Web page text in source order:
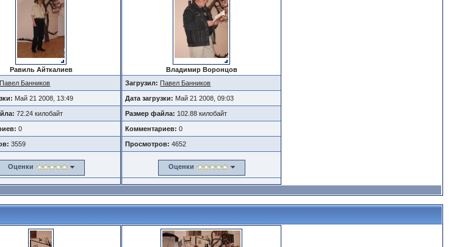
Равиль Айткалиев
Павел Банников
Май 21 2008, 13:49
72.24 килобайт
0
3559
Оценки
Владимир Воронцов
Загрузил: Павел Банников
Дата загрузки: Май 21 2008, 09:03
Размер файла: 102.88 килобайт
Комментариев: 0
Просмотров:4652
Оценки